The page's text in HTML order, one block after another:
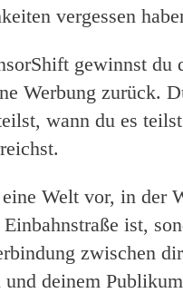
vergessen
gewinnst du
Werbung zurück.
wann du es
Welt vor, in der
ist,
zwischen
und deinem